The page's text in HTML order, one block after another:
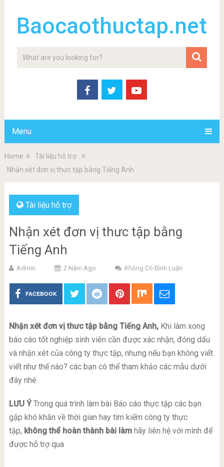
Baocaothuctap.net
Menu
Home
Tài liệu hỗ trợ
Nhận xét đơn vị thưc tập bằng Tiếng Anh
Tài liệu hỗ trợ
Nhận xét đơn vị thưc tập bằng
Tiếng Anh
Admin 2 Năm Ago Không Có Bình Luận
FACEBOOK
Nhận xét đơn vị thưc tập bằng Tiếng Anh,Khi làm xong
báo cáo tốt nghiệp sinh viên cần được xác nhận, đóng dấu
và nhận xét của công ty thực tập, nhưng nếu bạn không viết
viết như thế nào? các bạn có thể tham khảo các mẫu dưới
đây nhé
LƯU ÝTrong quá trình làm bài Báo cáo thực tập các bạn
gặp khó khăn về thời gian hay tìm kiếm công ty thực
tập, không thể hoàn thành bài làmhãy liên hệ với mình để
được hỗ trợ qua